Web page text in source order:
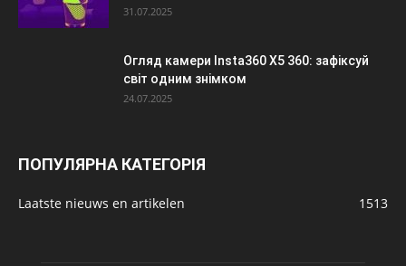
31.07.2025
Огляд камери Insta360 X5 360: зафіксуй
світ одним знімком
24.07.2025
ПОПУЛЯРНА КАТЕГОРІЯ
Laatste nieuws en artikelen 1513